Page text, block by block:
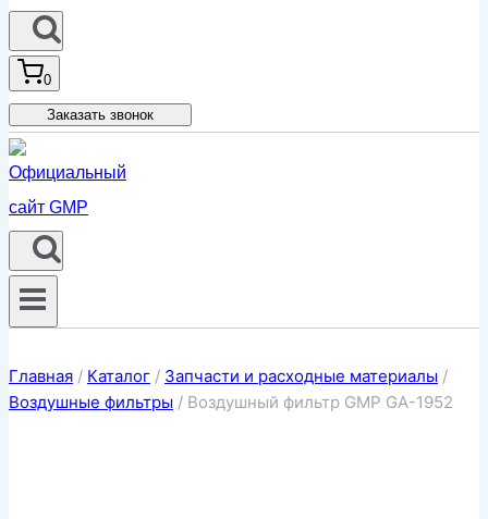
0
Заказать звонок
Главная / Каталог / Запчасти и расходные материалы /
Воздушные фильтры / Воздушный фильтр GMP GA-1952